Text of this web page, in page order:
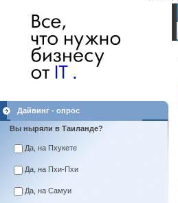
Дайвинг - опрос
Вы ныряли в Таиланде?
Да, на Пхукете
Да, на Пхи-Пхи
Да, на Самуи